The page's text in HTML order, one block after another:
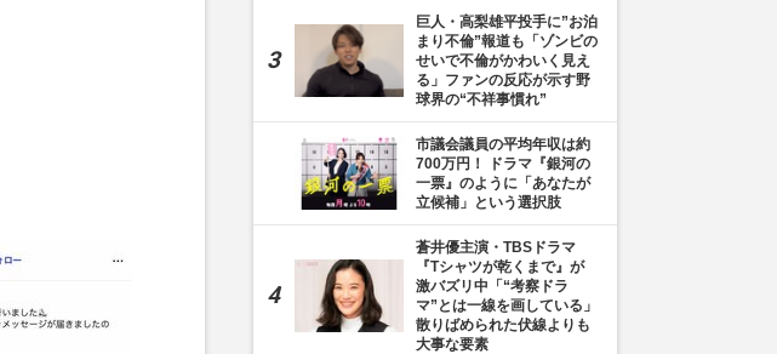
巨人・高梨雄平投手に”お泊
まり不倫”報道も「ゾンビの
せいで不倫がかわいく見え
る」ファンの反応が示す野
球界の“不祥事慣れ”
市議会議員の平均年収は約
700万円！ ドラマ『銀河の
一票』のように「あなたが
立候補」という選択肢
蒼井優主演・TBSドラマ
『Tシャツが乾くまで』が
激バズリ中「“考察ドラ
マ”とは一線を画している」
散りばめられた伏線よりも
大事な要素